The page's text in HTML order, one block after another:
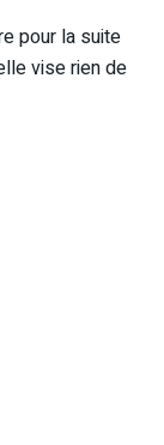
pour la suite
vise rien de